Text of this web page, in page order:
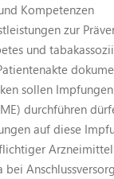
Kompetenzen
zur
und
sollen
durchführen
auf diese